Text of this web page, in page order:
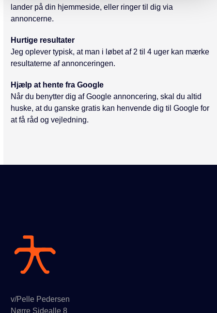
lander på din hjemmeside, eller ringer til dig via
annoncerne.
Hurtige resultater
Jeg oplever typisk, at man i løbet af 2 til 4 uger kan mærke
resultaterne af annonceringen.
Hjælp at hente fra Google
Når du benytter dig af Google annoncering, skal du altid
huske, at du ganske gratis kan henvende dig til Google for
at få råd og vejledning.
v/Pelle Pedersen
Nørre Sidealle 8